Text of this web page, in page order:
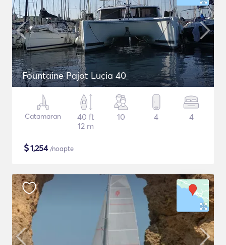
Fountaine Pajot Lucia 40
Catamaran
40 ft
12 m
10 4 4
$1,254/noapte